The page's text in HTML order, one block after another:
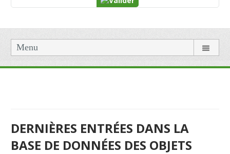
Menu
DERNIÈRES ENTRÉES DANS LA
BASE DE DONNÉES DES OBJETS